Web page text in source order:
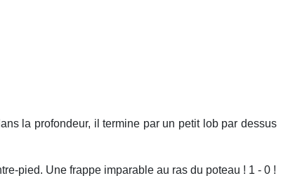
la profondeur, il termine par un petit lob par dessus
pied. Une frappe imparable au ras du poteau ! 1 - 0 !